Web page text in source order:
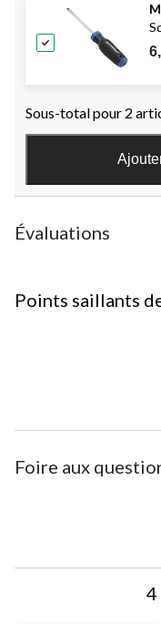
Sous-total pour 2
Évaluations
Points saillants
Foire aux
4